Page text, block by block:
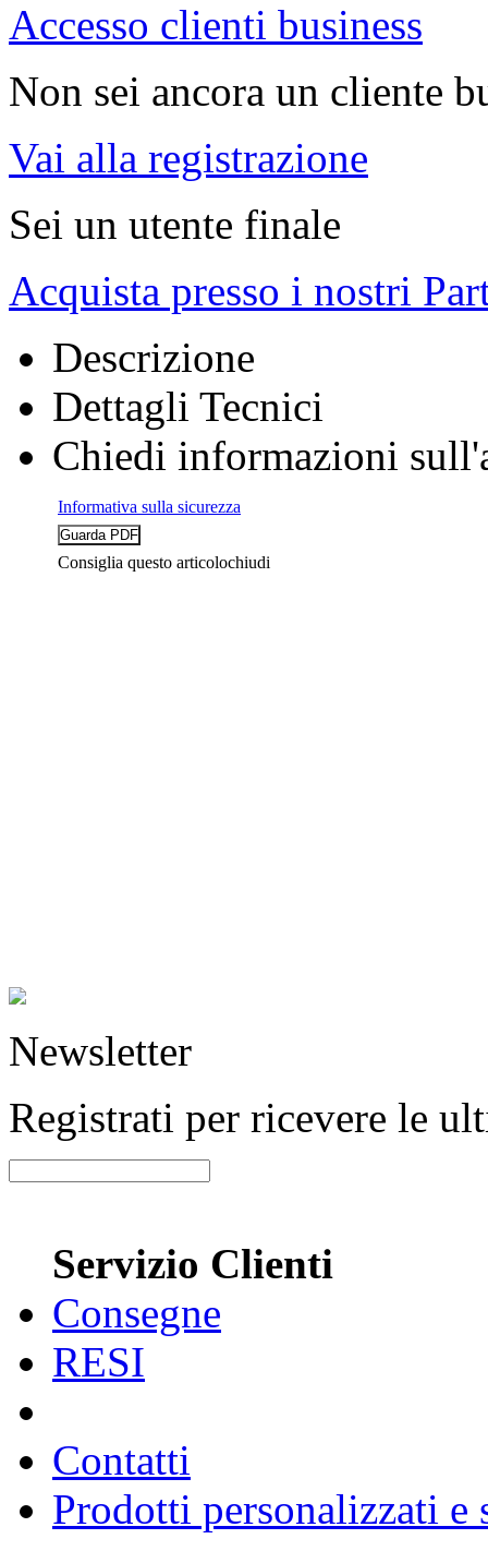
Accesso clienti business
Non sei ancora un cliente
Vai alla registrazione
Sei un utente finale
Acquista presso i nostri
Descrizione
Dettagli Tecnici
Chiedi informazioni
Informativa sulla sicurezza
Consiglia questo articolochiudi
Newsletter
Registrati per ricevere le
Servizio Clienti
Consegne
RESI
Contatti
Prodotti personalizzati e